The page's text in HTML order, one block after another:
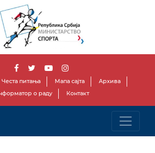
Честа питања Мапа сајта
Архива
о раду
Контакт